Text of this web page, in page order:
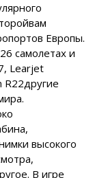
Европы.
самолетах и
Learjet
R22другие
высокого
В игре